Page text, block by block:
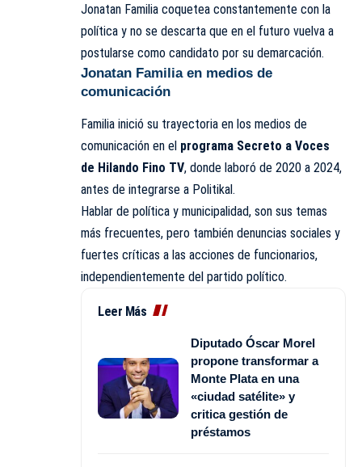
Jonatan Familia coquetea constantemente con la
política y no se descarta que en el futuro vuelva a
postularse como candidato por su demarcación.
Jonatan Familia en medios de
comunicación
Familia inició su trayectoria en los medios de
comunicación en el programa Secreto a Voces
de Hilando Fino TV, donde laboró de 2020 a 2024,
antes de integrarse a Politikal.
Hablar de política y municipalidad, son sus temas
más frecuentes, pero también denuncias sociales y
fuertes críticas a las acciones de funcionarios,
independientemente del partido político.
Leer Más
Diputado Óscar Morel
propone transformar a
Monte Plata en una
«ciudad satélite» y
critica gestión de
préstamos